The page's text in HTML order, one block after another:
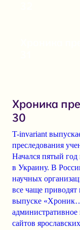
Хроника
30
T-invariant
преследования
Начался пятый
в Украину. В
научных
все чаще приводят
выпуске
административное
сайтов